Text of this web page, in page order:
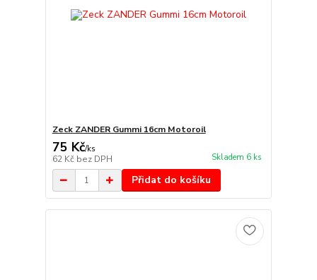
Zeck ZANDER Gummi 16cm Motoroil
75 Kč/ks
62 Kč bez DPH Skladem 6 ks
Přidat do košíku